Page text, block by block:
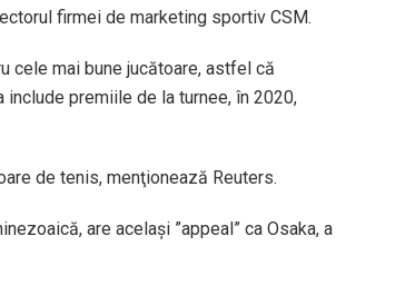
firmei de marketing sportiv CSM.
cele mai bune jucătoare, astfel că
premiile de la turnee, în 2020,
de tenis, menţionează Reuters.
are acelaşi ”appeal” ca Osaka, a